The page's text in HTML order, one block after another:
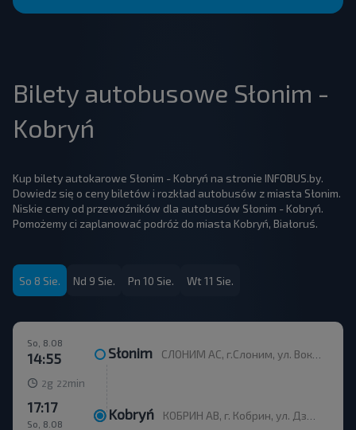
Bilety autobusowe Słonim -
Kobryń
Kup bilety autokarowe Słonim - Kobryń na stronie INFOBUS.by.
Dowiedz się o ceny biletów i rozkład autobusów z miasta Słonim.
Niskie ceny od przewoźników dla autobusów Słonim - Kobryń.
Pomożemy ci zaplanować podróż do miasta Kobryń, Białoruś.
So 8 Sie. Nd 9 Sie. Pn 10 Sie. Wt 11 Sie.
So, 8.08
14:55 Słonim СЛОНИМ АС, г.Слоним, ул. Вокзальная, 11
2g 22 min
So, 8.08
17:17 Kobryń КОБРИН АВ, г. Кобрин, ул. Дзержинского, 115, Беларусь